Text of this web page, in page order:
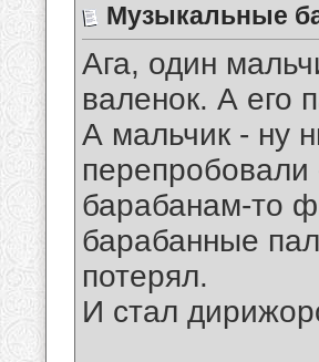
Музыкальные
Ага, один
валенок. А его
А мальчик - ну
барабанам-то
барабанные
потерял.
И стал